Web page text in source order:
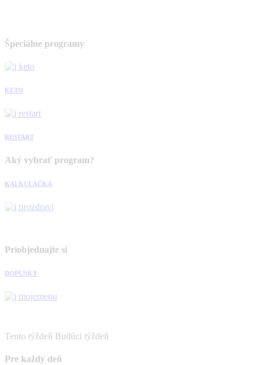
Špeciálne programy
KETO
RESTART
Aký vybrať program?
KALKULAČKA
Priobjednajte si
DOPLNKY
Tento týždeň Budúci týždeň
Pre každý deň